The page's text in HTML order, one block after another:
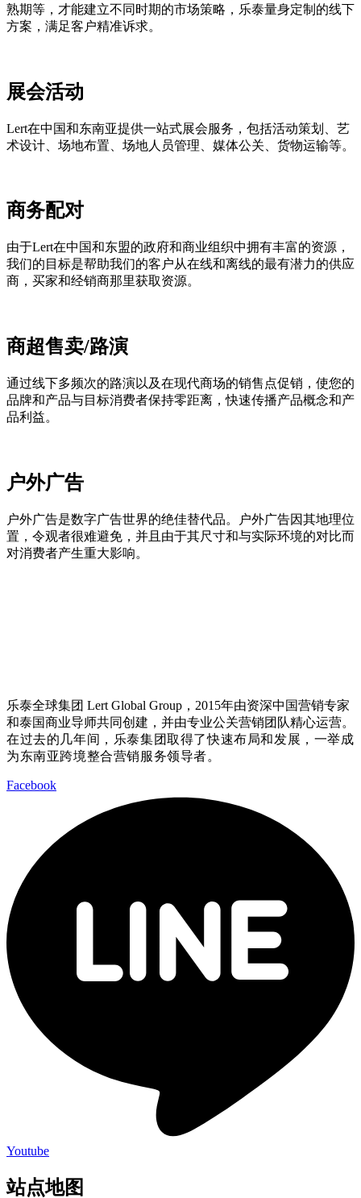
熟期等，才能建立不同时期的市场策略，乐泰量身定制的线下
方案，满足客户精准诉求。
展会活动
Lert在中国和东南亚提供一站式展会服务，包括活动策划、艺
术设计、场地布置、场地人员管理、媒体公关、货物运输等。
商务配对
由于Lert在中国和东盟的政府和商业组织中拥有丰富的资源，
我们的目标是帮助我们的客户从在线和离线的最有潜力的供应
商，买家和经销商那里获取资源。
商超售卖/路演
通过线下多频次的路演以及在现代商场的销售点促销，使您的
品牌和产品与目标消费者保持零距离，快速传播产品概念和产
品利益。
户外广告
户外广告是数字广告世界的绝佳替代品。户外广告因其地理位
置，令观者很难避免，并且由于其尺寸和与实际环境的对比而
对消费者产生重大影响。
乐泰全球集团 Lert Global Group，2015年由资深中国营销专家
和泰国商业导师共同创建，并由专业公关营销团队精心运营。
在过去的几年间，乐泰集团取得了快速布局和发展，一举成
为东南亚跨境整合营销服务领导者。
Facebook
Youtube
站点地图